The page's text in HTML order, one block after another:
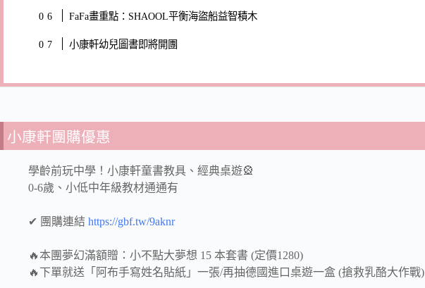
FaFa畫重點：SHAOOL平衡海盜船益智積木
小康軒幼兒圖書即將開團
小康軒團購優惠
學齡前玩中學！小康軒童書教具、經典桌遊🎡
0-6歲、小低中年級教材通通有
✔︎ 團購連結 https://gbf.tw/9aknr
🔥本團夢幻滿額贈：小不點大夢想 15 本套書 (定價1280)
🔥下單就送「阿布手寫姓名貼紙」一張/再抽德國進口桌遊一盒 (搶救乳酪大作戰)